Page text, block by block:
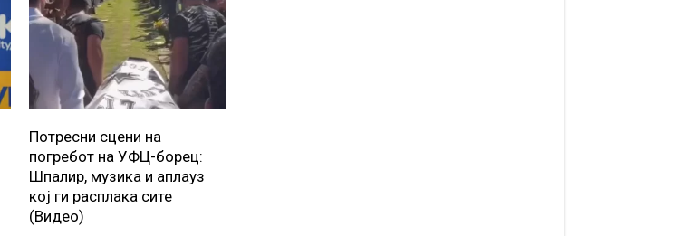
Потресни сцени на
погребот на УФЦ-борец:
Шпалир, музика и аплауз
кој ги расплака сите
(Видео)